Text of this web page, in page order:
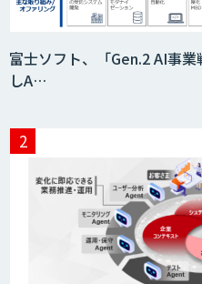
富士ソフト、「Gen.2 AI事
しA…